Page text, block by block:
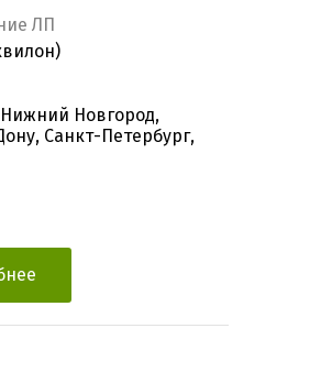
ЛП
Новгород,
Санкт-Петербург,